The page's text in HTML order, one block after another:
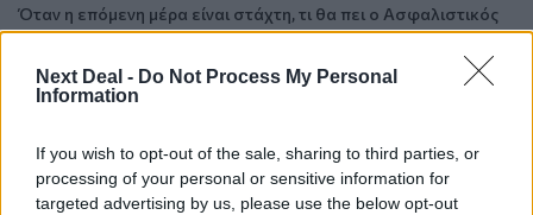
Next Deal - Do Not Process My Personal
Information
If you wish to opt-out of the sale, sharing to third parties, or
processing of your personal or sensitive information for
targeted advertising by us, please use the below opt-out
Όταν η επόμενη μέρα είναι στάχτη, τι θα πει ο Ασφαλιστικός
Διαμεσολαβητής στον πελάτη κλάδου υγείας;
06.08.2026
06.08.2026